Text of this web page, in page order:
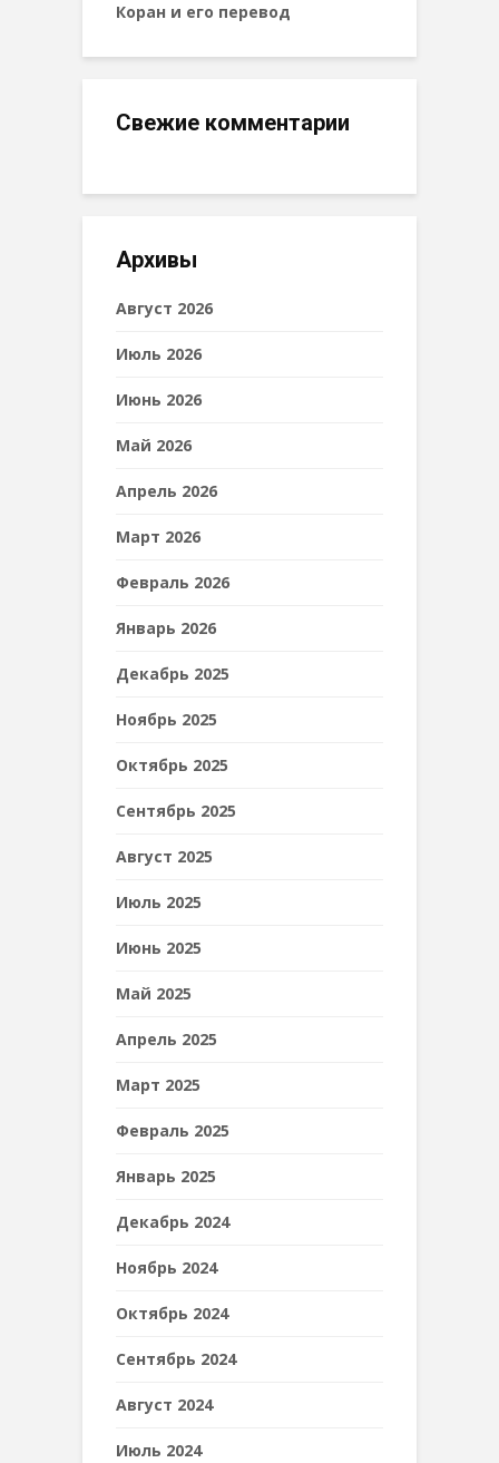
Коран и его перевод
Свежие комментарии
Архивы
Август 2026
Июль 2026
Июнь 2026
Май 2026
Апрель 2026
Март 2026
Февраль 2026
Январь 2026
Декабрь 2025
Ноябрь 2025
Октябрь 2025
Сентябрь 2025
Август 2025
Июль 2025
Июнь 2025
Май 2025
Апрель 2025
Март 2025
Февраль 2025
Январь 2025
Декабрь 2024
Ноябрь 2024
Октябрь 2024
Сентябрь 2024
Август 2024
Июль 2024